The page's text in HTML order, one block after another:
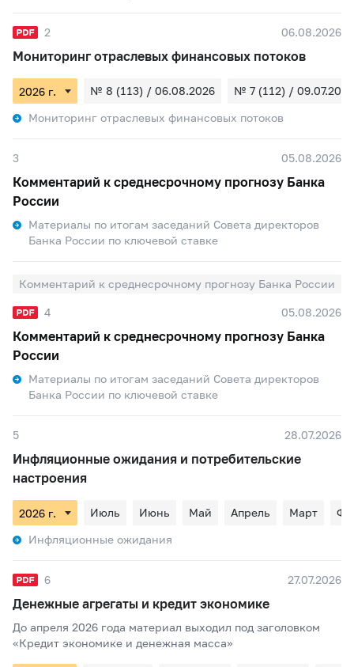
2 06.08.2026
Мониторинг отраслевых финансовых потоков
№ 8 (113) / 06.08.2026
№ 7 (112) / 09.07.2026
Мониторинг отраслевых финансовых потоков
3 05.08.2026
Комментарий к среднесрочному прогнозу Банка
России
Материалы по итогам заседаний Совета директоров
Банка России по ключевой ставке
Комментарий к среднесрочному прогнозу Банка России
4 05.08.2026
Комментарий к среднесрочному прогнозу Банка
России
Материалы по итогам заседаний Совета директоров
Банка России по ключевой ставке
5 28.07.2026
Инфляционные ожидания и потребительские
настроения
Июль Июнь Май Апрель Март
Инфляционные ожидания
6 27.07.2026
Денежные агрегаты и кредит экономике
До апреля 2026 года материал выходил под заголовком
«Кредит экономике и денежная масса»